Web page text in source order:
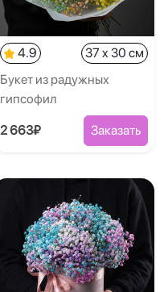
4.9
37 x 30 см
Букет из радужных
гипсофил
2 663₽ Заказать